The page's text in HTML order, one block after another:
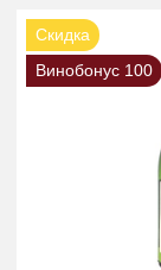
Скидка
Винобонус 100